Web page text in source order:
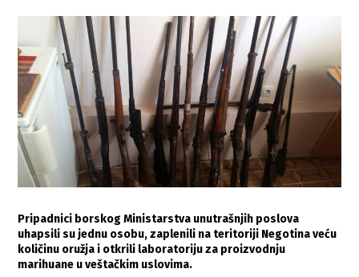
Pripadnici borskog Ministarstva unutrašnjih poslova
uhapsili su jednu osobu, zaplenili na teritoriji Negotina veću
količinu oružja i otkrili laboratoriju za proizvodnju
marihuane u veštačkim uslovima.